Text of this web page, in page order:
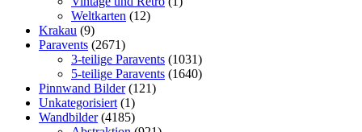
Weltkarten (12)
Krakau (9)
Paravents (2671)
3-teilige Paravents (1031)
5-teilige Paravents (1640)
Pinnwand Bilder (121)
Unkategorisiert (1)
Wandbilder (4185)